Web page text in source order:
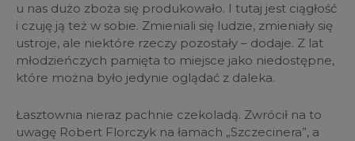
u nas dużo zboża się produkowało. I tutaj jest ciągłość
i czuję ją też w sobie. Zmieniali się ludzie, zmieniały się
ustroje, ale niektóre rzeczy pozostały – dodaje. Z lat
młodzieńczych pamięta to miejsce jako niedostępne,
które można było jedynie oglądać z daleka.
Łasztownia nieraz pachnie czekoladą. Zwrócił na to
uwagę Robert Florczyk na łamach „Szczecinera”, a